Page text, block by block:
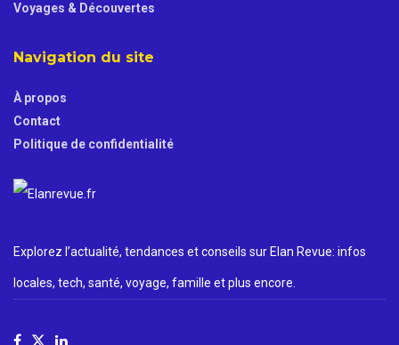
Voyages & Découvertes
Navigation du site
À propos
Contact
Politique de confidentialité
Explorez l’actualité, tendances et conseils sur Elan Revue: infos
locales, tech, santé, voyage, famille et plus encore.